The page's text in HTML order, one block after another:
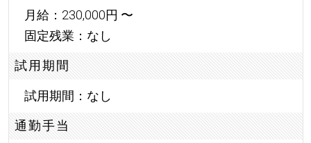
月給：230,000円 〜
固定残業：なし
試用期間
試用期間：なし
通勤手当